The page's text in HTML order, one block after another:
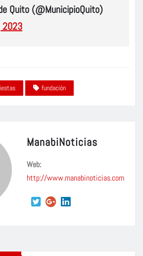
Quito (@MunicipioQuito)
2023
fundación
ManabiNoticias
Web:
http://www.manabinoticias.com